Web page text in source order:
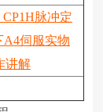
脉冲定
A4伺服实物
讲解